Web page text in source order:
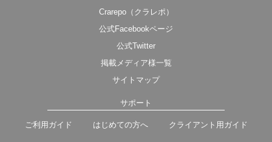
Crarepo（クラレポ）
公式Facebookページ
公式Twitter
掲載メディア様一覧
サイトマップ
サポート
ご利用ガイド はじめての方へ クライアント用ガイド